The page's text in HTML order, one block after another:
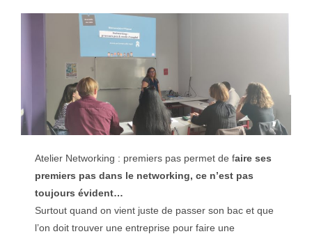
Atelier Networking : premiers pas permet de faire ses
premiers pas dans le networking, ce n’est pas
toujours évident…
Surtout quand on vient juste de passer son bac et que
l’on doit trouver une entreprise pour faire une